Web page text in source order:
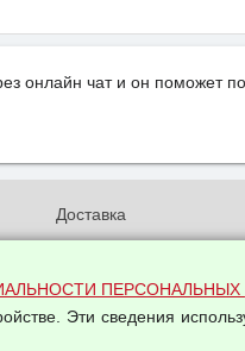
онлайн чат и он поможет
Доставка
Оплата и возвраты
Арендодателям
Эти сведения